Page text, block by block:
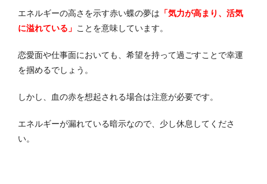
エネルギーの高さを示す赤い蝶の夢は 「気力が高まり、活気
に溢れている」 ことを意味しています。
恋愛面や仕事面においても、希望を持って過ごすことで幸運
を掴めるでしょう。
しかし、血の赤を想起される場合は注意が必要です。
エネルギーが漏れている暗示なので、少し休息してくださ
い。